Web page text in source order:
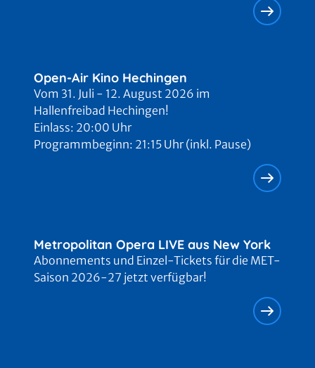
Open-Air Kino Hechingen
Vom 31. Juli - 12. August 2026 im
Hallenfreibad Hechingen!
Einlass: 20:00 Uhr
Programmbeginn: 21:15 Uhr (inkl. Pause)
Metropolitan Opera LIVE aus New York
Abonnements und Einzel-Tickets für die MET-
Saison 2026-27 jetzt verfügbar!